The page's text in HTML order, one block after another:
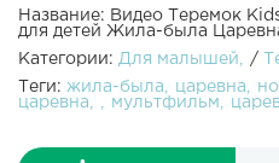
Название: Видео Теремок
для детей Жила-была
Категории: Для малышей /
Теги: жила-была царевна
царевна
мультфильм